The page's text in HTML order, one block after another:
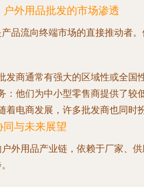
外用品批发的市场渗透
产品流向终端市场的直接推动者
发商通常有强大的区域性或全国
：他们为中小型零售商提供了
着电商发展，许多批发商也同时
同与未来展望
外用品产业链，依赖于厂家、